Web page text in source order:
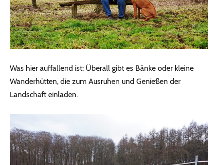
Was hier auffallend ist: Überall gibt es Bänke oder kleine
Wanderhütten, die zum Ausruhen und Genießen der
Landschaft einladen.